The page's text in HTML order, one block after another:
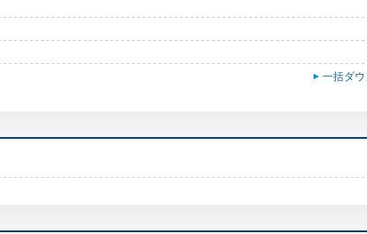
一括ダ